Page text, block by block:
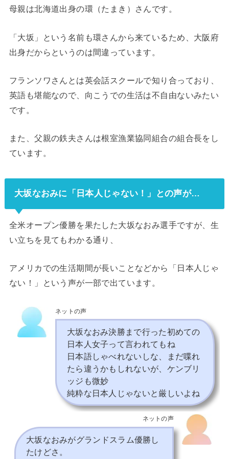
母親は北海道出身の環（たまき）さんです。
「大坂」という名前も環さんから来ているため、大阪府
出身だからというのは間違っています。
フランソワさんとは英会話スクールで知り合っており、
英語も堪能なので、向こうでの生活は不自由ないみたい
です。
また、父親の鉄夫さんは根室漁業協同組合の組合長をし
ています。
大坂なおみに「日本人じゃない！」との声が…
全米オープン優勝を果たした大坂なおみ選手ですが、生
い立ちを見てもわかる通り、
アメリカでの生活期間が長いことなどから「日本人じゃ
ない！」という声が一部で出ています。
ネットの声
大坂なおみ決勝まで行った初めての
日本人女子って言われてもね
日本語しゃべれないしな、まだ喋れ
たら違うかもしれないが、ケンブリ
ッジも微妙
純粋な日本人じゃないと厳しいよね
ネットの声
大坂なおみがグランドスラム優勝し
たけどさ。